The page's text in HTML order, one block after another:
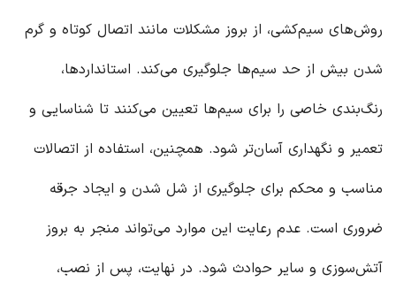
روش‌های سیم‌کشی، از بروز مشکلات مانند اتصال کوتاه و گرم
شدن بیش از حد سیم‌ها جلوگیری می‌کند. استانداردها،
رنگ‌بندی خاصی را برای سیم‌ها تعیین می‌کنند تا شناسایی و
تعمیر و نگهداری آسان‌تر شود. همچنین، استفاده از اتصالات
مناسب و محکم برای جلوگیری از شل شدن و ایجاد جرقه
ضروری است. عدم رعایت این موارد می‌تواند منجر به بروز
آتش‌سوزی و سایر حوادث شود. در نهایت، پس از نصب،